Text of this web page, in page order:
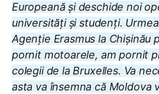
Europeană și deschide noi
universități și studenți.
Agenție Erasmus la Chișinău
pornit motoarele, am pornit
colegii de la Bruxelles. Va
asta va însemna că Moldova